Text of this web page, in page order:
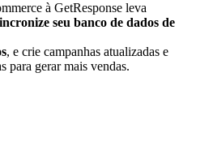
à GetResponse leva
seu banco de dados de
, e crie campanhas atualizadas e
para gerar mais vendas.